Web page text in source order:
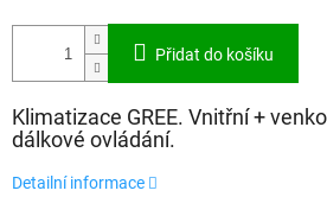
cena:
Přidat do košíku
Klimatizace GREE. Vnitřní +
dálkové ovládání.
Detailní informace